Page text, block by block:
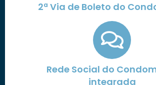
2ª Via de Boleto do
Rede Social do
integrada